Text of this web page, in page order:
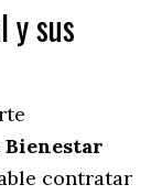
y sus
Bienestar
contratar